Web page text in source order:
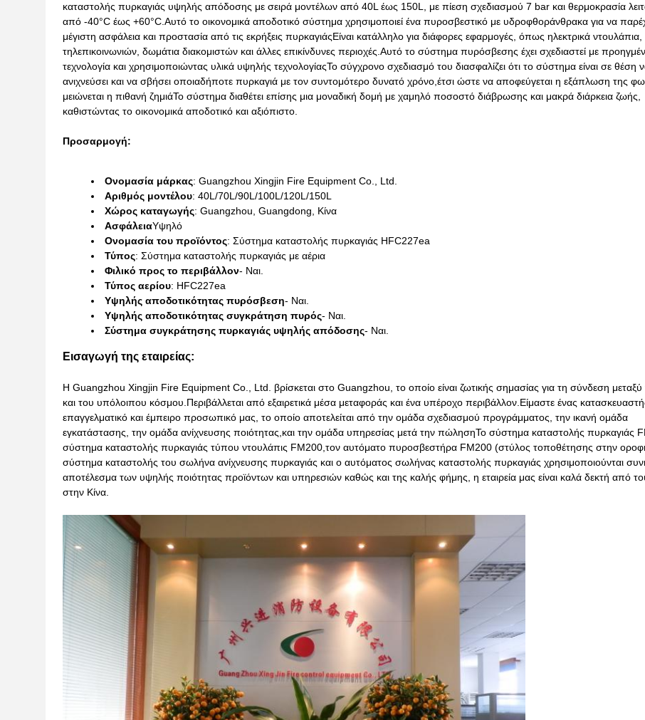
καταστολής πυρκαγιάς υψηλής απόδοσης με σειρά μοντέλων από 40L έως 150L, με πίεση σχεδιασμού 7 bar και θερμοκρασία
από -40°C έως +60°C.Αυτό το οικονομικά αποδοτικό σύστημα χρησιμοποιεί ένα πυροσβεστικό με υδροφθοράνθρακα για να
μέγιστη ασφάλεια και προστασία από τις εκρήξεις πυρκαγιάςΕίναι κατάλληλο για διάφορες εφαρμογές, όπως ηλεκτρικά
τηλεπικοινωνιών, δωμάτια διακομιστών και άλλες επικίνδυνες περιοχές.Αυτό το σύστημα πυρόσβεσης έχει σχεδιαστεί με
τεχνολογία και χρησιμοποιώντας υλικά υψηλής τεχνολογίαςΤο σύγχρονο σχεδιασμό του διασφαλίζει ότι το σύστημα είναι σε θέση
ανιχνεύσει και να σβήσει οποιαδήποτε πυρκαγιά με τον συντομότερο δυνατό χρόνο,έτσι ώστε να αποφεύγεται η εξάπλωση της
μειώνεται η πιθανή ζημιάΤο σύστημα διαθέτει επίσης μια μοναδική δομή με χαμηλό ποσοστό διάβρωσης και μακρά διάρκεια ζωής,
καθιστώντας το οικονομικά αποδοτικό και αξιόπιστο.
Προσαρμογή:
Ονομασία μάρκας: Guangzhou Xingjin Fire Equipment Co., Ltd.
Αριθμός μοντέλου: 40L/70L/90L/100L/120L/150L
Χώρος καταγωγής: Guangzhou, Guangdong, Κίνα
ΑσφάλειαΥψηλό
Ονομασία του προϊόντος: Σύστημα καταστολής πυρκαγιάς HFC227ea
Τύπος: Σύστημα καταστολής πυρκαγιάς με αέρια
Φιλικό προς το περιβάλλον- Ναι.
Τύπος αερίου: HFC227ea
Υψηλής αποδοτικότητας πυρόσβεση- Ναι.
Υψηλής αποδοτικότητας συγκράτηση πυρός- Ναι.
Σύστημα συγκράτησης πυρκαγιάς υψηλής απόδοσης- Ναι.
Εισαγωγή της εταιρείας:
Η Guangzhou Xingjin Fire Equipment Co., Ltd. βρίσκεται στο Guangzhou, το οποίο είναι ζωτικής σημασίας για τη σύνδεση μεταξύ
και του υπόλοιπου κόσμου.Περιβάλλεται από εξαιρετικά μέσα μεταφοράς και ένα υπέροχο περιβάλλον.Είμαστε ένας
επαγγελματικό και έμπειρο προσωπικό μας, το οποίο αποτελείται από την ομάδα σχεδιασμού προγράμματος, την ικανή ομάδα
εγκατάστασης, την ομάδα ανίχνευσης ποιότητας,και την ομάδα υπηρεσίας μετά την πώλησηΤο σύστημα καταστολής πυρκαγιάς
σύστημα καταστολής πυρκαγιάς τύπου ντουλάπις FM200,τον αυτόματο πυροσβεστήρα FM200 (στύλος τοποθέτησης στην
σύστημα καταστολής του σωλήνα ανίχνευσης πυρκαγιάς και ο αυτόματος σωλήνας καταστολής πυρκαγιάς χρησιμοποιούνται
αποτέλεσμα των υψηλής ποιότητας προϊόντων και υπηρεσιών καθώς και της καλής φήμης, η εταιρεία μας είναι καλά δεκτή από
στην Κίνα.